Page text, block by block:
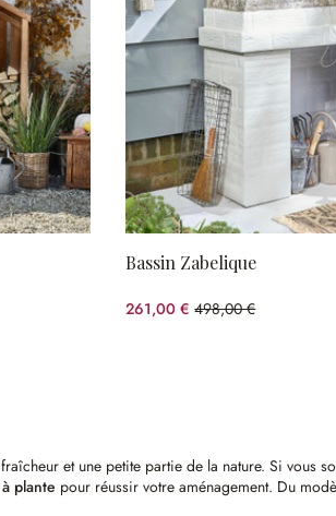
Bassin Zabelique
261,00 €498,00 €
(47.59%spared)
et une petite partie de la nature. Si vous
plante pour réussir votre aménagement. Du